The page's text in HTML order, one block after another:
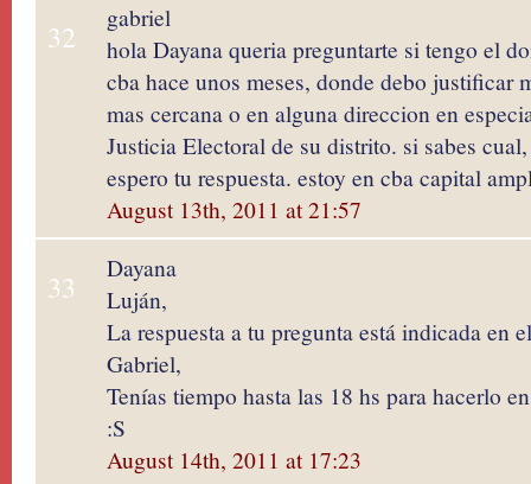
32
gabriel
hola Dayana queria preguntarte si tengo el
cba hace unos meses, donde debo justificar
mas cercana o en alguna direccion en
Justicia Electoral de su distrito. si sabes
espero tu respuesta. estoy en cba capital
August 13th, 2011 at 21:57
33
Dayana
Luján,
La respuesta a tu pregunta está indicada en
Gabriel,
Tenías tiempo hasta las 18 hs para hacerlo
:S
August 14th, 2011 at 17:23